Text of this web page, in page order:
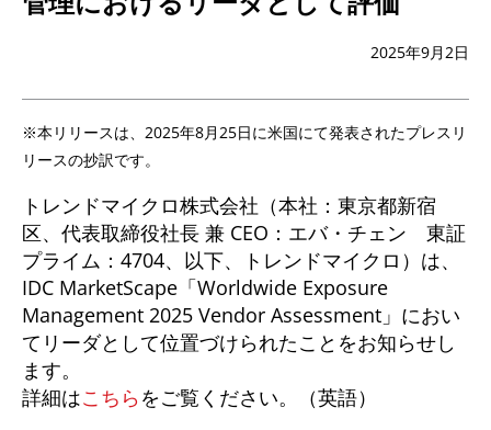
2025年9月2日
※本リリースは、2025年8月25日に米国にて発表されたプレスリ
リースの抄訳です。
トレンドマイクロ株式会社（本社：東京都新宿
区、代表取締役社長 兼 CEO：エバ・チェン 東証
プライム：4704、以下、トレンドマイクロ）は、
IDC MarketScape「Worldwide Exposure
Management 2025 Vendor Assessment」におい
てリーダとして位置づけられたことをお知らせし
ます。
詳細はこちら をご覧ください。（英語）